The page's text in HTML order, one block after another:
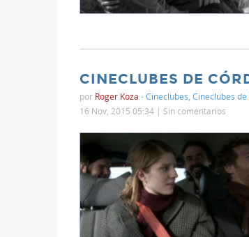
CINECLUBES DE
por Roger Koza -Cineclubes Cineclubes
16 Nov, 2015 05:34 | Sin comentarios